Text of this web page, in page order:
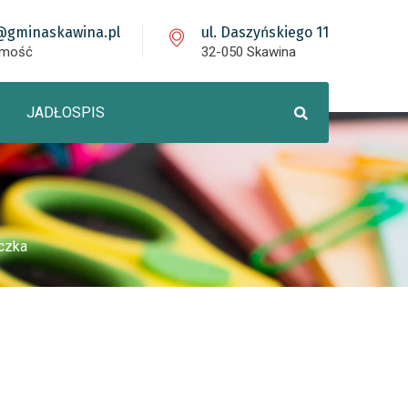
ul. Daszyńskiego 11
32-050 Skawina
JADŁOSPIS